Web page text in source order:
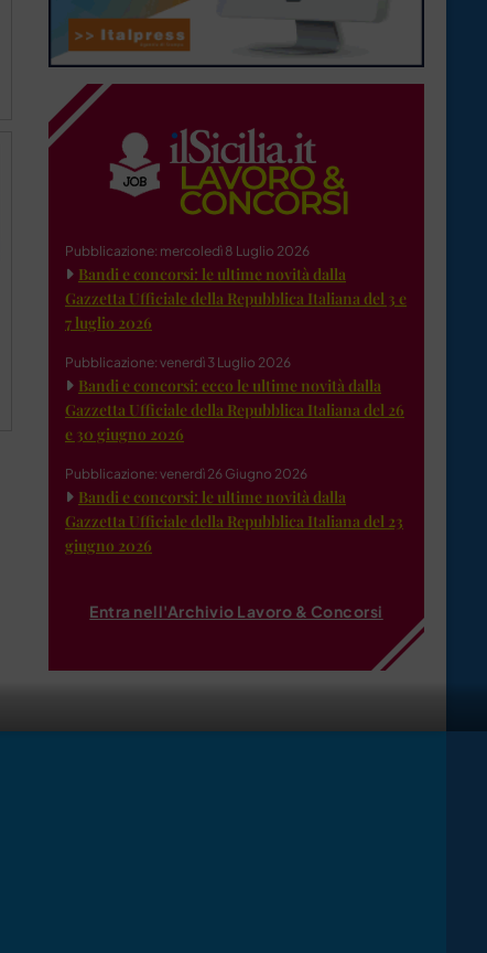
Pubblicazione: mercoledì 8 Luglio 2026
Bandi e concorsi: le ultime novità dalla
Gazzetta Ufficiale della Repubblica Italiana del 3 e
7 luglio 2026
Pubblicazione: venerdì 3 Luglio 2026
Bandi e concorsi: ecco le ultime novità dalla
Gazzetta Ufficiale della Repubblica Italiana del 26
e 30 giugno 2026
Pubblicazione: venerdì 26 Giugno 2026
Bandi e concorsi: le ultime novità dalla
Gazzetta Ufficiale della Repubblica Italiana del 23
giugno 2026
Entra nell'Archivio Lavoro & Concorsi